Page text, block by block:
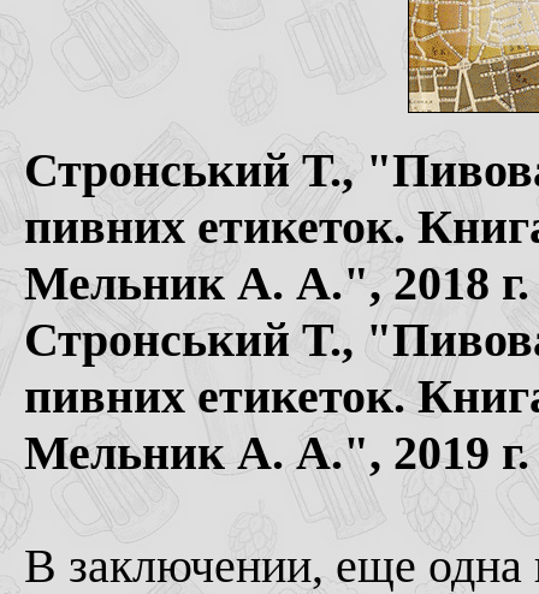
Стронський Т.,
пивних етикеток.
Мельник А. А.", 2018
Стронський Т.,
пивних етикеток.
Мельник А. А.", 2019
В заключении, еще одна